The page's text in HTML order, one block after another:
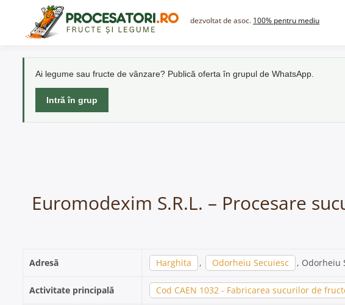
content
dezvoltat de asoc. 100% pentru mediu
Ai legume sau fructe de vânzare? Publică oferta în grupul de WhatsApp.
Intră în grup
Euromodexim S.R.L. – Procesare
Adresă Harghita , Odorheiu Secuiesc , Odorheiu
Activitate principală Cod CAEN 1032 - Fabricarea sucurilor de